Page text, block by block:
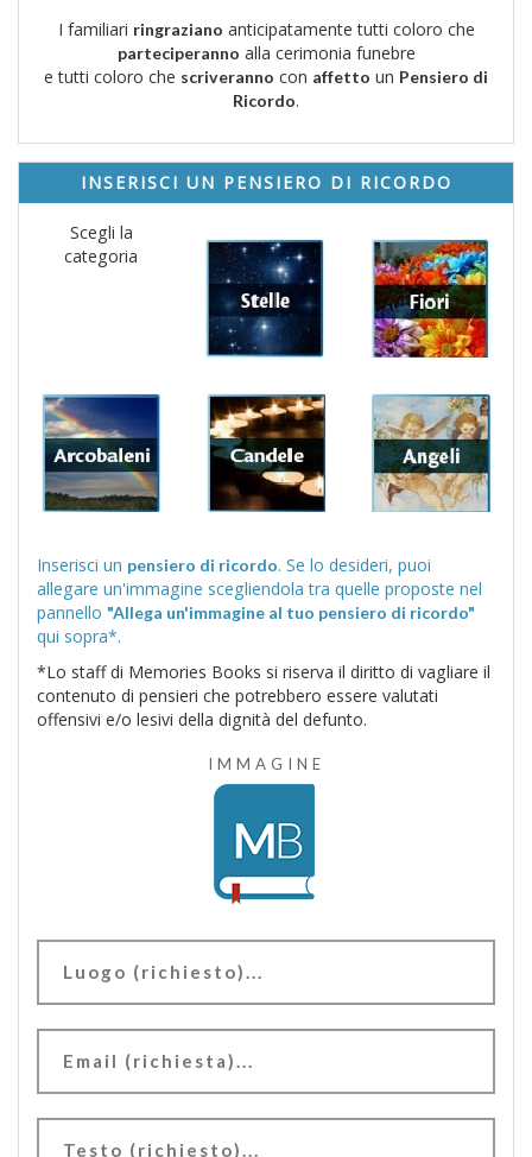
I familiari ringraziano anticipatamente tutti coloro che
parteciperanno alla cerimonia funebre
e tutti coloro che scriveranno con affetto un Pensiero di
Ricordo.
INSERISCI UN PENSIERO DI RICORDO
Scegli la
categoria
Inserisci un pensiero di ricordo. Se lo desideri, puoi
allegare un'immagine scegliendola tra quelle proposte nel
pannello "Allega un'immagine al tuo pensiero di ricordo"
qui sopra*.
*Lo staff di Memories Books si riserva il diritto di vagliare il
contenuto di pensieri che potrebbero essere valutati
offensivi e/o lesivi della dignità del defunto.
IMMAGINE